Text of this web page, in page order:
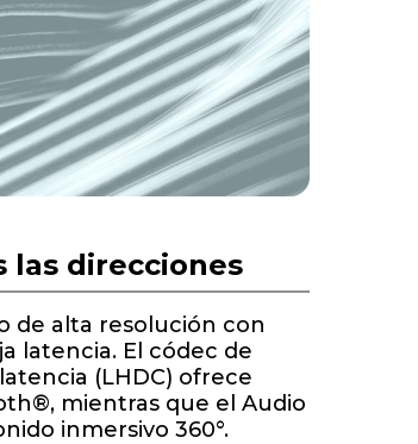
las direcciones
de alta resolución con
latencia. El códec de
(LHDC) ofrece
mientras que el Audio
inmersivo 360°.